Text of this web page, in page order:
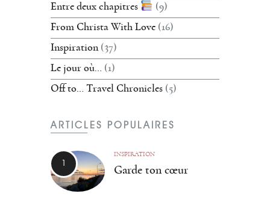
Entre deux chapitres
(9)
From Christa With Love (16)
Inspiration(37)
Le jour où… (1)
Off to… Travel Chronicles (5)
ARTICLES POPULAIRES
INSPIRATION
Garde ton cœur